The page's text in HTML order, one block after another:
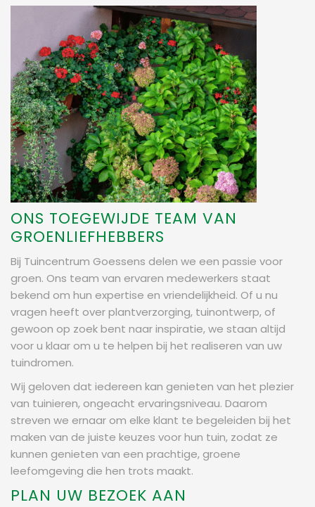
ONS TOEGEWIJDE TEAM VAN
GROENLIEFHEBBERS
Bij Tuincentrum Goessens delen we een passie voor
groen. Ons team van ervaren medewerkers staat
bekend om hun expertise en vriendelijkheid. Of u nu
vragen heeft over plantverzorging, tuinontwerp, of
gewoon op zoek bent naar inspiratie, we staan altijd
voor u klaar om u te helpen bij het realiseren van uw
tuindromen.
Wij geloven dat iedereen kan genieten van het plezier
van tuinieren, ongeacht ervaringsniveau. Daarom
streven we ernaar om elke klant te begeleiden bij het
maken van de juiste keuzes voor hun tuin, zodat ze
kunnen genieten van een prachtige, groene
leefomgeving die hen trots maakt.
PLAN UW BEZOEK AAN